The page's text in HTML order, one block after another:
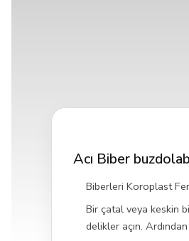
Acı Biber
Biberleri Koroplast
Bir çatal veya keskin
delikler açın.